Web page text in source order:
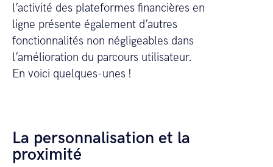
l’activité des plateformes financières en
ligne présente également d’autres
fonctionnalités non négligeables dans
l’amélioration du parcours utilisateur.
En voici quelques-unes !
La personnalisation et la
proximité